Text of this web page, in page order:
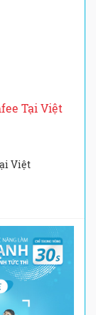
Tại Việt
Việt